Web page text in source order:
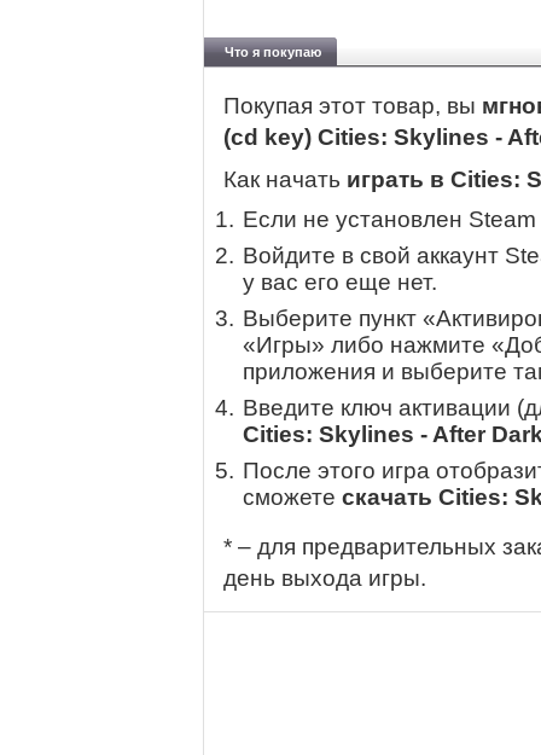
Что я покупаю
Покупая этот товар, вы
(cd key) Cities: Skylines -
Как начать играть в Cities:
Если не установлен
Войдите в свой аккаунт
у вас его еще нет.
Выберите пункт
«Игры» либо нажмите
приложения и выберите
Введите ключ активации
Cities: Skylines - After
После этого игра
сможете скачать Cities:
* – для предварительных
день выхода игры.